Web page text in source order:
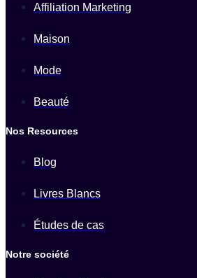
Affiliation Marketing
Maison
Mode
Beauté
Nos Resources
Blog
Livres Blancs
Études de cas
Notre société